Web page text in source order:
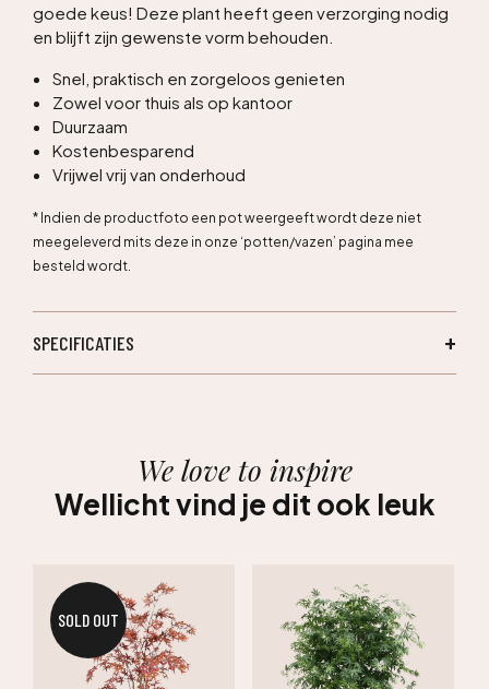
goede keus! Deze plant heeft geen verzorging nodig
en blijft zijn gewenste vorm behouden.
Snel, praktisch en zorgeloos genieten
Zowel voor thuis als op kantoor
Duurzaam
Kostenbesparend
Vrijwel vrij van onderhoud
* Indien de productfoto een pot weergeeft wordt deze niet
meegeleverd mits deze in onze ‘potten/vazen’ pagina mee
besteld wordt.
SPECIFICATIES
We love to inspire
Wellicht vind je dit ook leuk
SOLD OUT